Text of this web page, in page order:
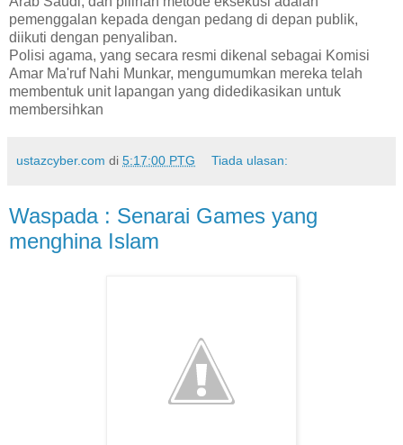
pemenggalan kepada dengan pedang di depan publik,
diikuti dengan penyaliban.
Polisi agama, yang secara resmi dikenal sebagai Komisi
Amar Ma'ruf Nahi Munkar, mengumumkan mereka telah
membentuk unit lapangan yang didedikasikan untuk
membersihkan
ustazcyber.com di 5:17:00 PTG Tiada ulasan:
Waspada : Senarai Games yang
menghina Islam